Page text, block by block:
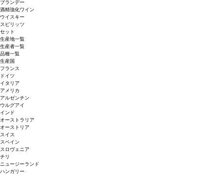
ブランデー
酒精強化ワイン
ウイスキー
スピリッツ
セット
生産地一覧
生産者一覧
品種一覧
生産国
フランス
ドイツ
イタリア
アメリカ
アルゼンチン
ウルグアイ
インド
オーストラリア
オーストリア
スイス
スペイン
スロヴェニア
チリ
ニュージーランド
ハンガリー